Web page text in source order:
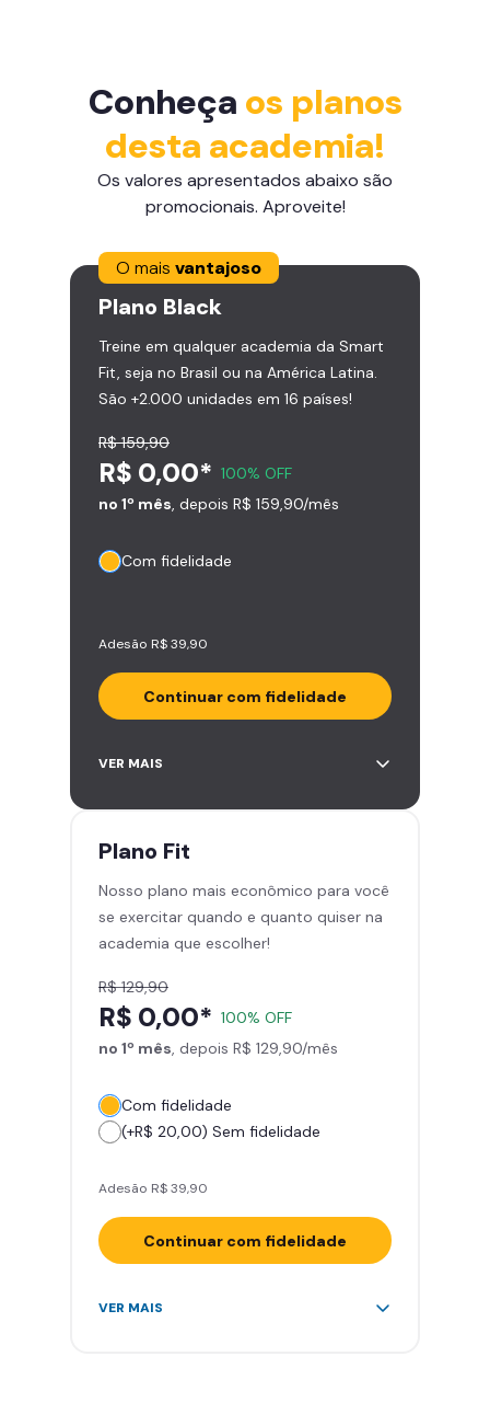
Conheça os planos
desta academia!
Os valores apresentados abaixo são
promocionais. Aproveite!
O mais vantajoso
Plano Black
Treine em qualquer academia da Smart
Fit, seja no Brasil ou na América Latina.
São +2.000 unidades em 16 países!
R$ 159,90
R$ 0,00* 100% OFF
no 1º mês, depois R$ 159,90/mês
Com fidelidade
Adesão R$ 39,90
Continuar com fidelidade
Acesso ilimitado a +2.000
Leve 5 amigos por mês para
Cadeira de massagem
Skeelo App (Audiobook)*
Área de musculação e aeróbicos
Smart Fit App
VER MAIS
Plano Fit
Nosso plano mais econômico para você
se exercitar quando e quanto quiser na
academia que escolher!
R$ 129,90
R$ 0,00* 100% OFF
no 1º mês, depois R$ 129,90/mês
Com fidelidade
(+R$ 20,00) Sem fidelidade
Adesão R$ 39,90
Continuar com fidelidade
Acesso ilimitado a +2.000
VER MAIS